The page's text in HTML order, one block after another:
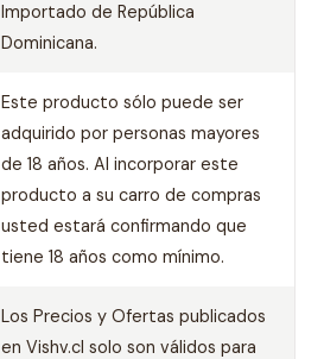
Importado de República
Dominicana.
Este producto sólo puede ser
adquirido por personas mayores
de 18 años. Al incorporar este
producto a su carro de compras
usted estará confirmando que
tiene 18 años como mínimo.
Los Precios y Ofertas publicados
en Vishv.cl solo son válidos para